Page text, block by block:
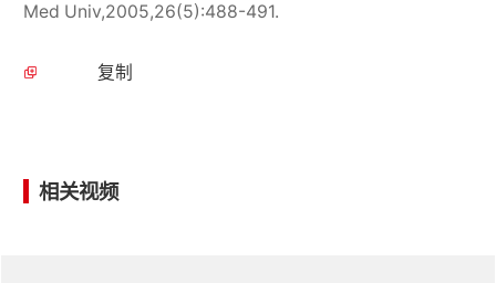
Med Univ,2005,26(5):488-491.
复制
相关视频